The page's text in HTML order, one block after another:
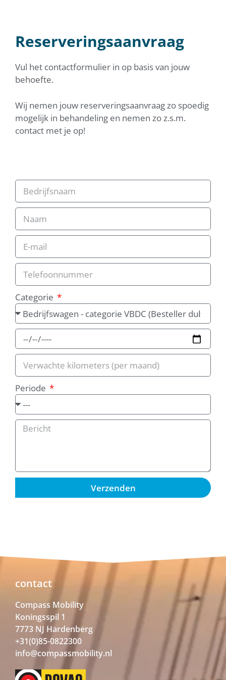
Reserveringsaanvraag
Vul het contactformulier in op basis van jouw
behoefte.
Wij nemen jouw reserveringsaanvraag zo spoedig
mogelijk in behandeling en nemen zo z.s.m.
contact met je op!
Categorie
Periode
Verzenden
contact
Compass Mobility
Koningsspil 1
7773 NJ Hardenberg
+31(0)85-0822300
info@compassmobility.nl